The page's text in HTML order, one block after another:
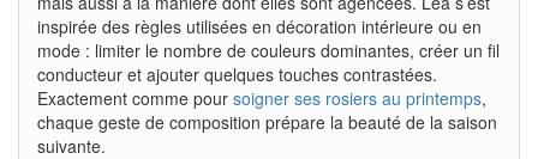
inspirée des règles utilisées en décoration intérieure ou en
mode : limiter le nombre de couleurs dominantes, créer un fil
conducteur et ajouter quelques touches contrastées.
Exactement comme pour soigner ses rosiers au printemps,
chaque geste de composition prépare la beauté de la saison
suivante.